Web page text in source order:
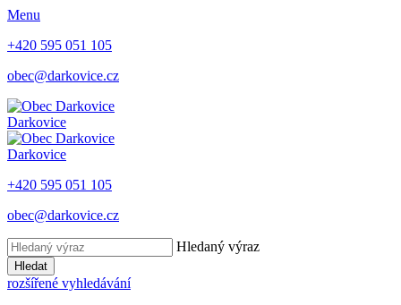
Menu
+420 595 051 105
obec@darkovice.cz
Darkovice
Darkovice
+420 595 051 105
obec@darkovice.cz
Hledaný výraz
Hledat
rozšířené vyhledávání